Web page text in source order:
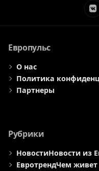
Европульс
О нас
Политика
Партнеры
Рубрики
НовостиНовости из
ЕвротрендЧем живет